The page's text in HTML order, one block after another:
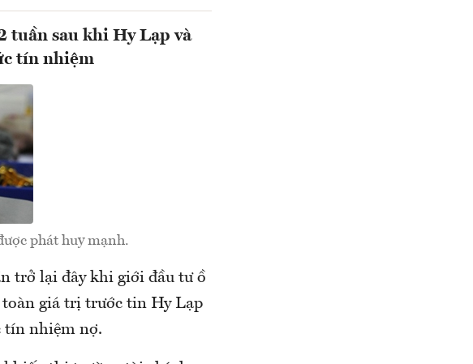
tuần sau khi Hy Lạp và
tín nhiệm
phát huy mạnh.
trở lại đây khi giới đầu tư ồ
toàn giá trị trước tin Hy Lạp
tín nhiệm nợ.